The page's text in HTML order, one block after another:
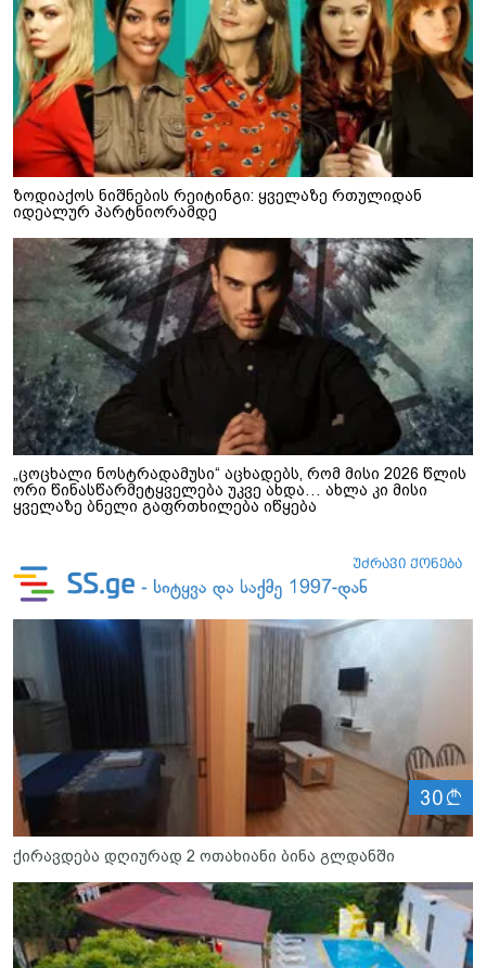
ზოდიაქოს ნიშნების რეიტინგი: ყველაზე რთულიდან
იდეალურ პარტნიორამდე
„ცოცხალი ნოსტრადამუსი“ აცხადებს, რომ მისი 2026 წლის
ორი წინასწარმეტყველება უკვე ახდა… ახლა კი მისი
ყველაზე ბნელი გაფრთხილება იწყება
30
ქირავდება დღიურად 2 ოთახიანი ბინა გლდანში